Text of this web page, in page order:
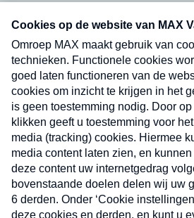
nieuwsbrief. Elke vrijdag- en
uw mailbox.
Nieuwsbrief